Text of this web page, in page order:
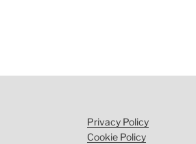
Privacy Policy
Cookie Policy